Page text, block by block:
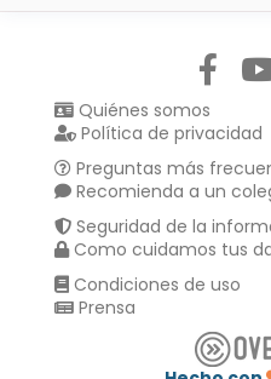
Quiénes somos
Política de privacidad
Preguntas más
Recomienda a un
Seguridad de la
Como cuidamos tus
Condiciones de uso
Prensa